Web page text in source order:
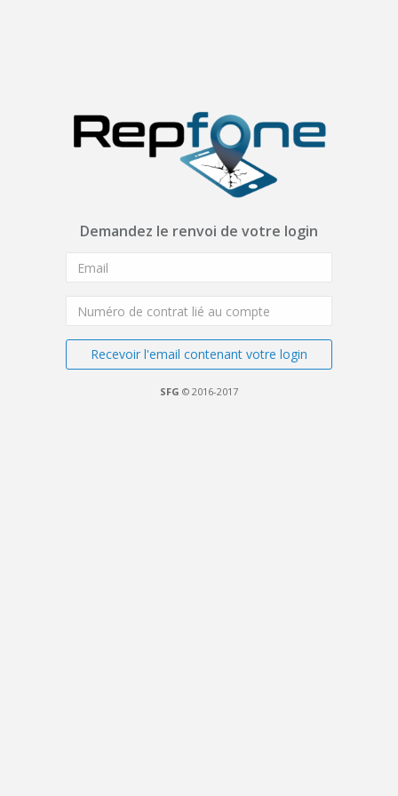
Demandez le renvoi de votre login
Recevoir l'email contenant votre login
SFG © 2016-2017